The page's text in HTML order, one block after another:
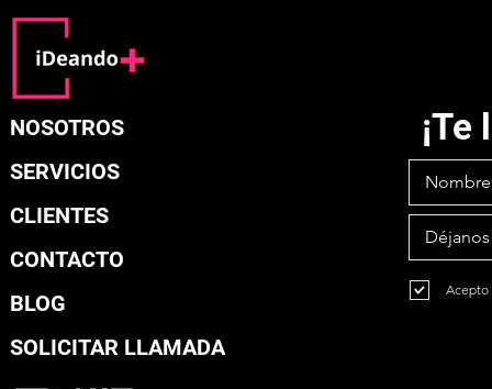
NOSOTROS
SERVICIOS
CLIENTES
CONTACTO
BLOG
SOLICITAR LLAMADA
Acepto